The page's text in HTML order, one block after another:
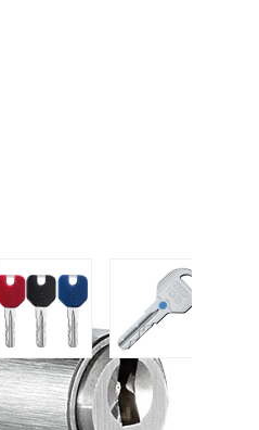
imageView larger imageView larger